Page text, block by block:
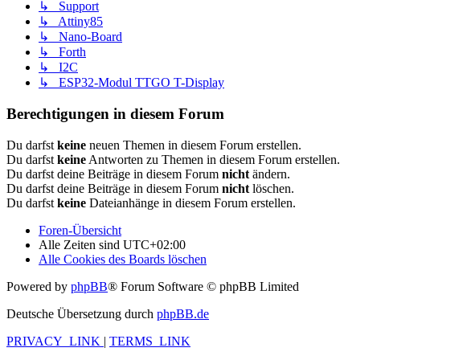
↳ Support
↳ Attiny85
↳ Nano-Board
↳ Forth
↳ I2C
↳ ESP32-Modul TTGO T-Display
Berechtigungen in diesem Forum
Du darfst keine neuen Themen in diesem Forum erstellen.
Du darfst keine Antworten zu Themen in diesem Forum erstellen.
Du darfst deine Beiträge in diesem Forum nicht ändern.
Du darfst deine Beiträge in diesem Forum nicht löschen.
Du darfst keine Dateianhänge in diesem Forum erstellen.
Foren-Übersicht
Alle Zeiten sind UTC+02:00
Alle Cookies des Boards löschen
Powered by phpBB® Forum Software © phpBB Limited
Deutsche Übersetzung durch phpBB.de
PRIVACY_LINK | TERMS_LINK